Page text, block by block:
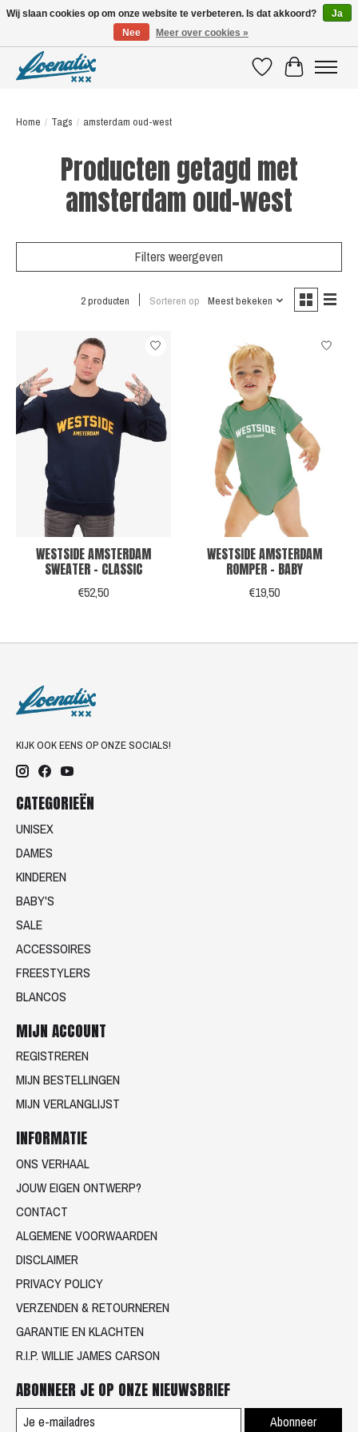
VerlanglijstWinkelwagen
Home / Tags / amsterdam oud-west
Producten getagd met
amsterdam oud-west
Filters weergeven
2 producten Sorteren op Meest bekeken
WESTSIDE AMSTERDAM
SWEATER - CLASSIC
€52,50
WESTSIDE AMSTERDAM
ROMPER - BABY
€19,50
KIJK OOK EENS OP ONZE SOCIALS!
CATEGORIEËN
UNISEX
DAMES
KINDEREN
BABY'S
SALE
ACCESSOIRES
FREESTYLERS
BLANCOS
MIJN ACCOUNT
REGISTREREN
MIJN BESTELLINGEN
MIJN VERLANGLIJST
INFORMATIE
ONS VERHAAL
JOUW EIGEN ONTWERP?
CONTACT
ALGEMENE VOORWAARDEN
DISCLAIMER
PRIVACY POLICY
VERZENDEN & RETOURNEREN
GARANTIE EN KLACHTEN
R.I.P. WILLIE JAMES CARSON
ABONNEER JE OP ONZE NIEUWSBRIEF
Abonneer
Wij slaan cookies op om onze website te verbeteren. Is dat akkoord?
Ja
Nee
Meer over cookies »